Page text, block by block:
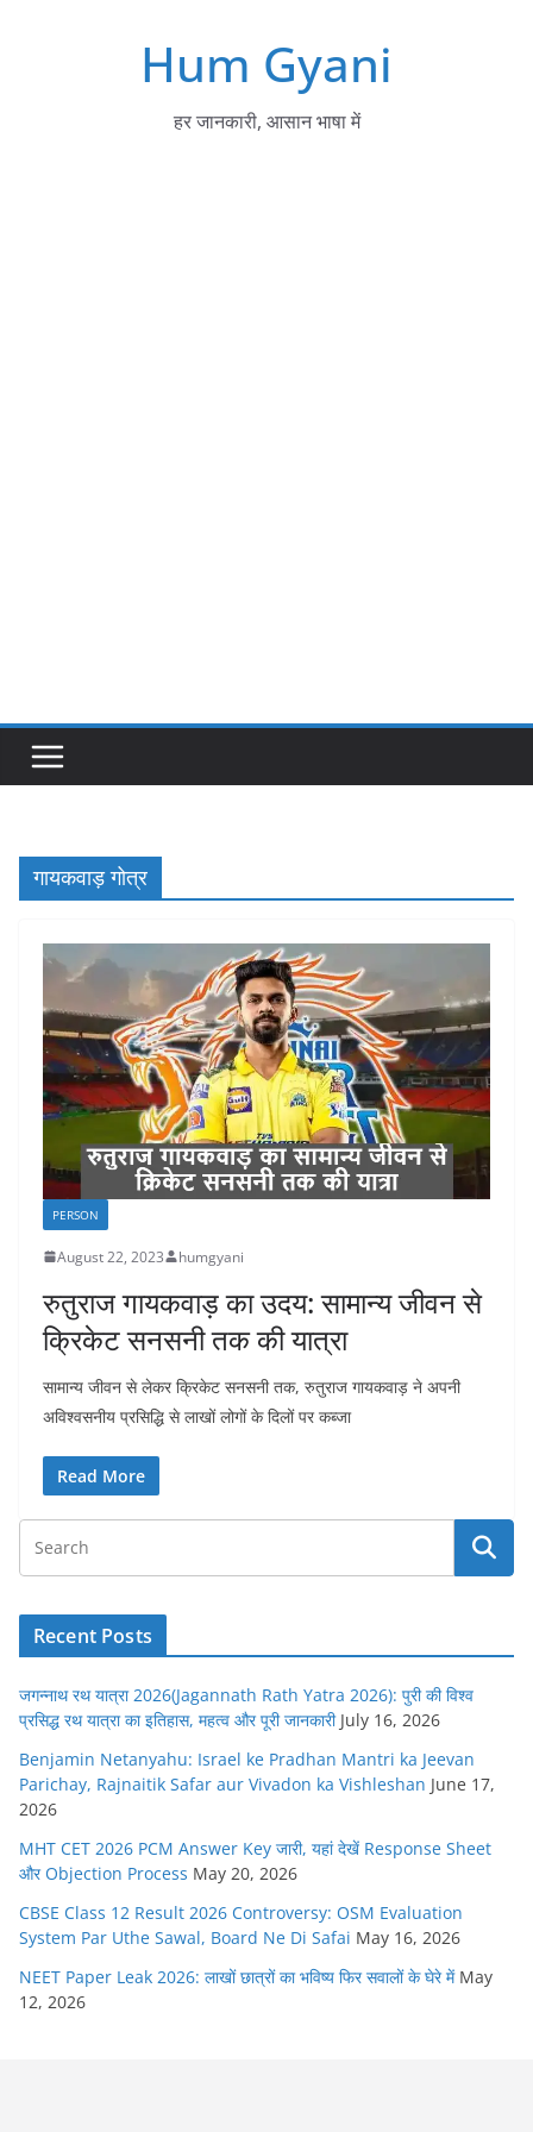
Hum Gyani
हर जानकारी, आसान भाषा में
गायकवाड़ गोत्र
PERSON
August 22, 2023 humgyani
रुतुराज गायकवाड़ का उदय: सामान्य जीवन से
क्रिकेट सनसनी तक की यात्रा
सामान्य जीवन से लेकर क्रिकेट सनसनी तक, रुतुराज गायकवाड़ ने अपनी
अविश्वसनीय प्रसिद्धि से लाखों लोगों के दिलों पर कब्जा
Read More
Recent Posts
जगन्नाथ रथ यात्रा 2026(Jagannath Rath Yatra 2026): पुरी की विश्व
प्रसिद्ध रथ यात्रा का इतिहास, महत्व और पूरी जानकारी July 16, 2026
Benjamin Netanyahu: Israel ke Pradhan Mantri ka Jeevan
Parichay, Rajnaitik Safar aur Vivadon ka Vishleshan June 17,
2026
MHT CET 2026 PCM Answer Key जारी, यहां देखें Response Sheet
और Objection Process May 20, 2026
CBSE Class 12 Result 2026 Controversy: OSM Evaluation
System Par Uthe Sawal, Board Ne Di Safai May 16, 2026
NEET Paper Leak 2026: लाखों छात्रों का भविष्य फिर सवालों के घेरे में May
12, 2026